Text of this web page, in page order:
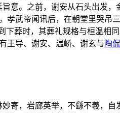
意。之前，谢安从石头出发
武帝闻讯后，在朝堂里哭吊
葬时，其葬礼规格与桓温相
王导、谢安、温峤、谢玄与陶侃
妙寄，岩廊英举，不繇不羲，